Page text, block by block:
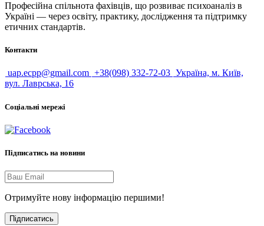
Професійна спільнота фахівців, що розвиває психоаналіз в
Україні — через освіту, практику, дослідження та підтримку
етичних стандартів.
Контакти
uap.ecpp@gmail.com +38(098) 332-72-03 Україна, м. Київ,
вул. Лаврська, 16
Соціальні мережі
Підписатись на новини
Отримуйте нову інформацію першими!
Підписатись